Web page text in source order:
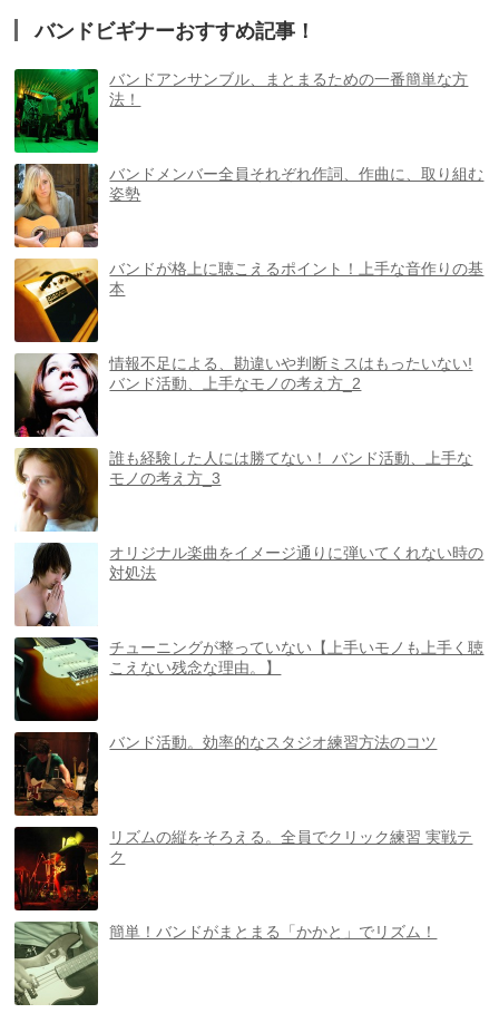
バンドビギナーおすすめ記事！
バンドアンサンブル、まとまるための一番簡単な方
法！
バンドメンバー全員それぞれ作詞、作曲に、取り組む
姿勢
バンドが格上に聴こえるポイント！上手な音作りの基
本
情報不足による、勘違いや判断ミスはもったいない!
バンド活動、上手なモノの考え方_2
誰も経験した人には勝てない！ バンド活動、上手な
モノの考え方_3
オリジナル楽曲をイメージ通りに弾いてくれない時の
対処法
チューニングが整っていない【上手いモノも上手く聴
こえない残念な理由。】
バンド活動。効率的なスタジオ練習方法のコツ
リズムの縦をそろえる。全員でクリック練習 実戦テ
ク
簡単！バンドがまとまる「かかと」でリズム！